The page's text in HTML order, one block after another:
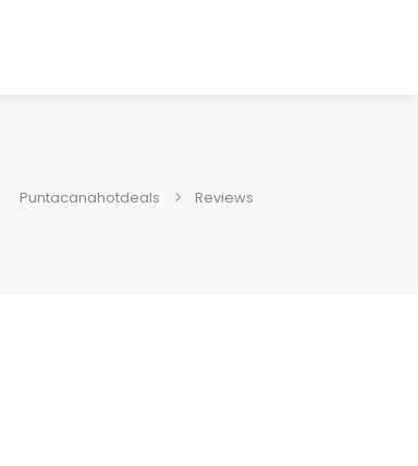
Puntacanahotdeals Reviews